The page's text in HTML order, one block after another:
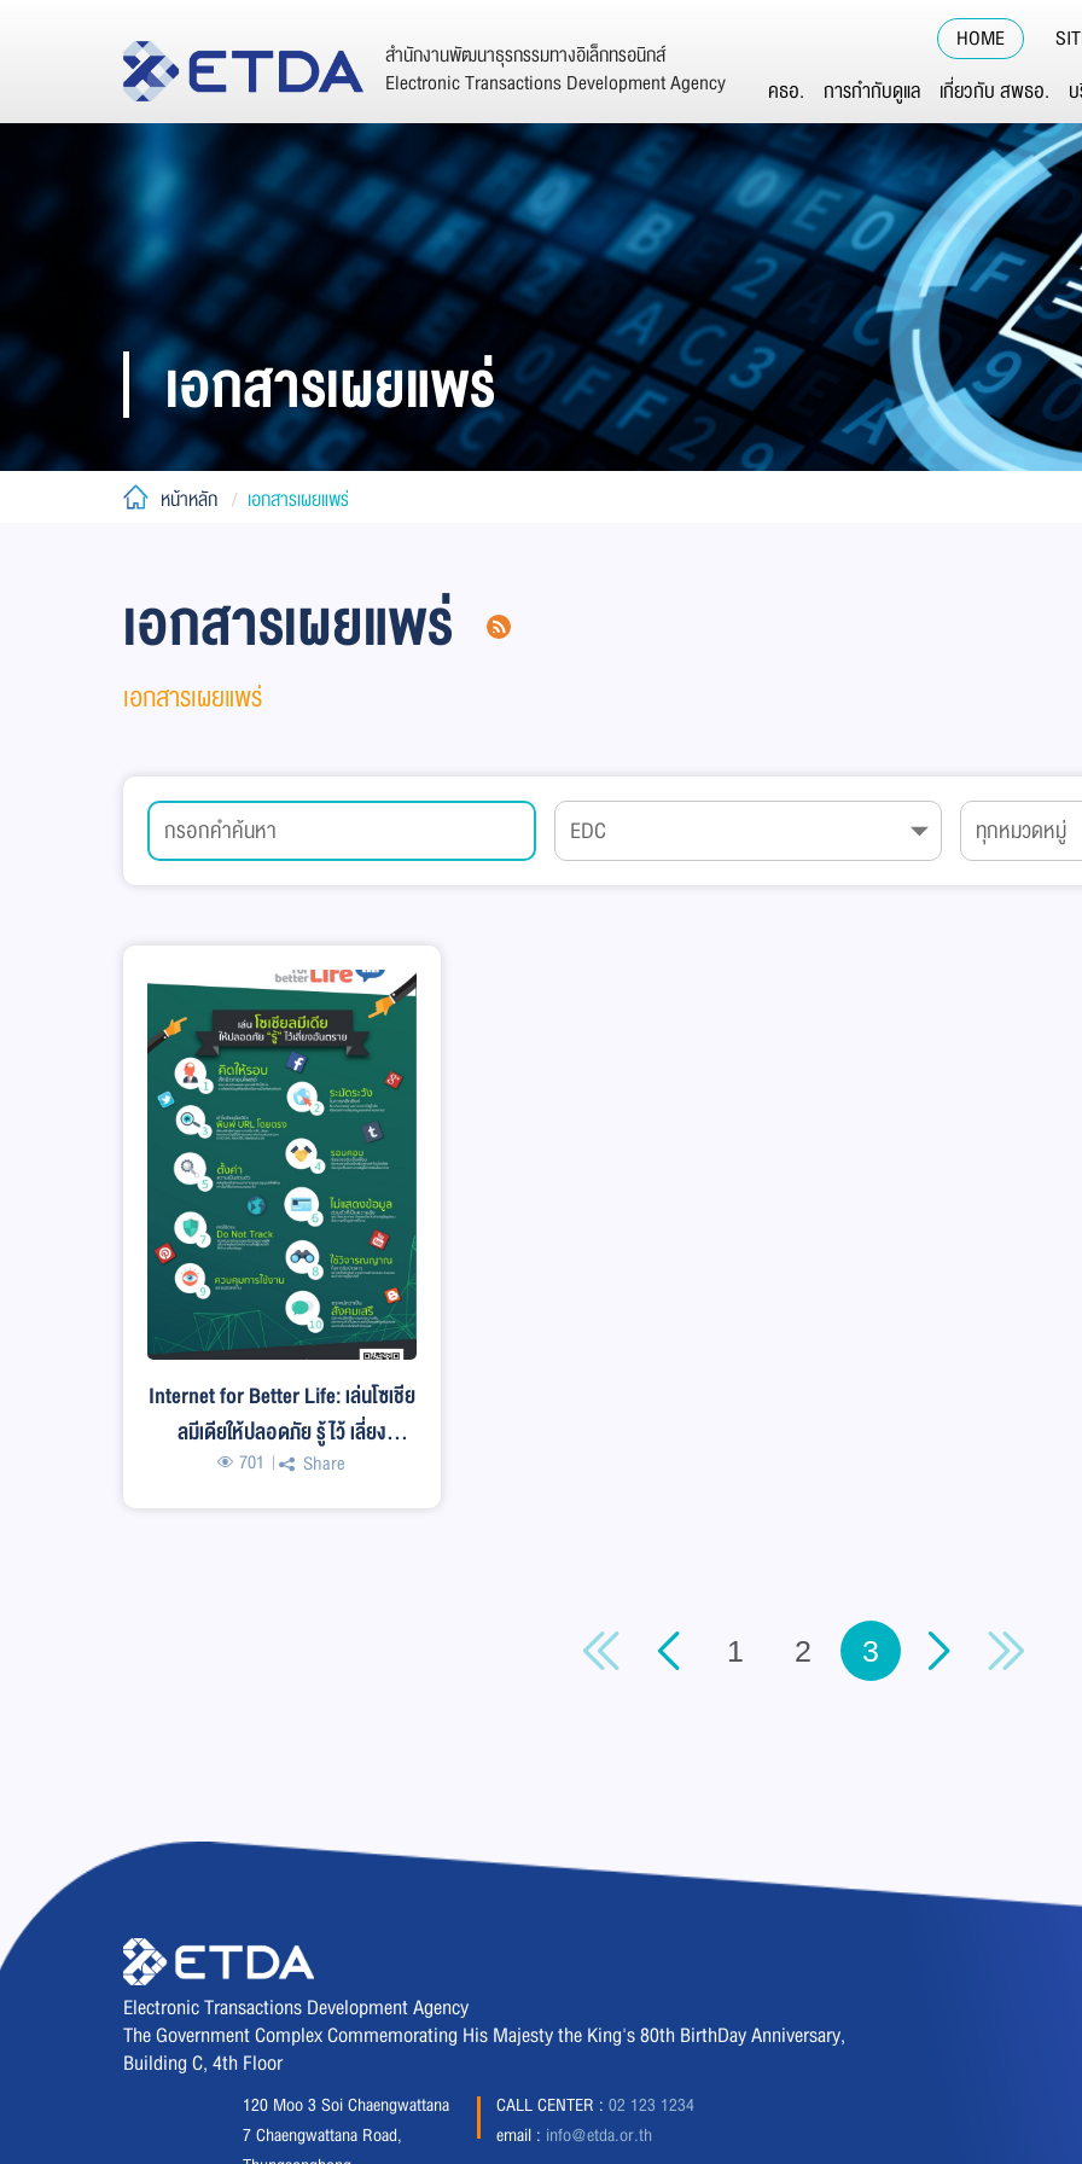
HOME
สำนักงานพัฒนาธุรกรรมทางอิเล็กทรอนิกส์
Electronic Transactions Development Agency
คธอ. การกำกับดูแล เกี่ยวกับ สพธอ.
เอกสารเผยแพร่
หน้าหลัก เอกสารเผยแพร่
เอกสารเผยแพร่
เอกสารเผยแพร่
Internet for Better Life: เล่นโซเชีย
ลมีเดียให้ปลอดภัย รู้ไว้ เลี่ยง
อันตราย 10 เคล็ดลับการใช้โซเชียลมี
เดียอย่างปลอดภัย ไม่เสี่ยงอันตราย
701 Share
1 2 3
Electronic Transactions Development Agency
The Government Complex Commemorating His Majesty the King's 80th BirthDay Anniversary,
Building C, 4th Floor
120 Moo 3 Soi Chaengwattana
7 Chaengwattana Road,
CALL CENTER : 02 123 1234
email : info@etda.or.th